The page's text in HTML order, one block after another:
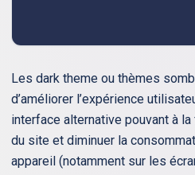
Les dark theme ou thèmes
d’améliorer l’expérience
interface alternative pouvant à
du site et diminuer la
appareil (notamment sur les